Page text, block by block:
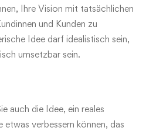
Ihre Vision mit tatsächlichen
und Kunden zu
Idee darf idealistisch sein,
umsetzbar sein.
auch die Idee, ein reales
etwas verbessern können, das